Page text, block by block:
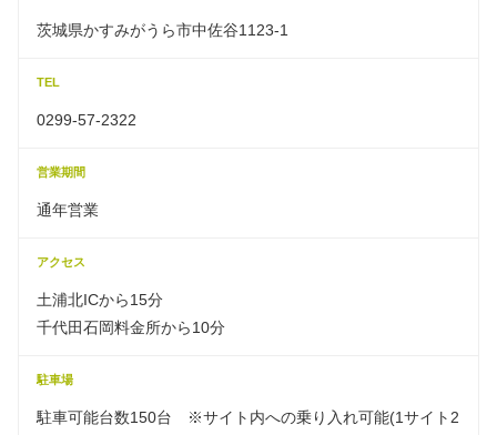
茨城県かすみがうら市中佐谷1123-1
TEL
0299-57-2322
営業期間
通年営業
アクセス
土浦北ICから15分
千代田石岡料金所から10分
駐車場
駐車可能台数150台 ※サイト内への乗り入れ可能(1サイト2